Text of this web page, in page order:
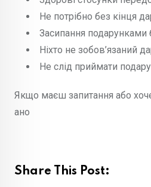
Не потрібно без кінця
Засипання
Ніхто не зобов’язаний
Не слід приймати
Якщо маєш запитання або
ано
Share This Post: